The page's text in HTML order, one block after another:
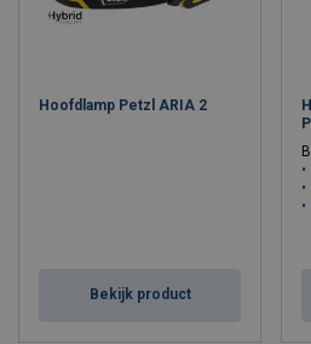
Hoofdlamp Petzl ARIA 2
Bekijk product